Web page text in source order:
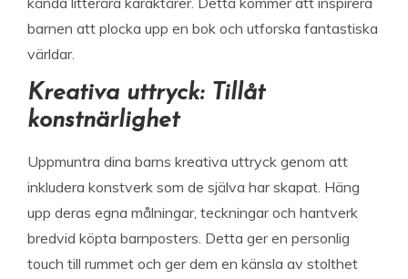
barnen att plocka upp en bok och utforska fantastiska
världar.
Kreativa uttryck: Tillåt
konstnärlighet
Uppmuntra dina barns kreativa uttryck genom att
inkludera konstverk som de själva har skapat. Häng
upp deras egna målningar, teckningar och hantverk
bredvid köpta barnposters. Detta ger en personlig
touch till rummet och ger dem en känsla av stolthet